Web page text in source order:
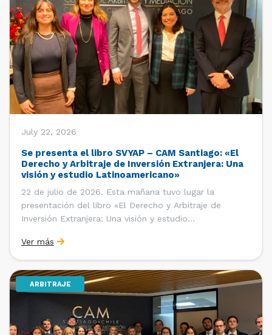
July 22, 2026
Se presenta el libro SVYAP – CAM Santiago: «El
Derecho y Arbitraje de Inversión Extranjera: Una
visión y estudio Latinoamericano»
22 de julio de 2026. Esta mañana tuvo lugar la
presentación del libro «El Derecho y Arbitraje de
Inversión Extranjera: Una visión y estudio
«Santiago Very Young Arbitration Practitioners»
(SVYAP), iniciativa que reúne a jóvenes profesionales
interesados en el arbitraje doméstico e internacional,
[…]
Ver más
ARBITRAJE